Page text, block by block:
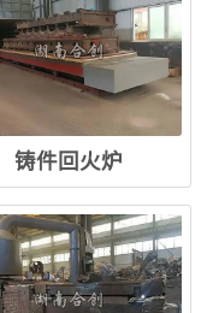
铸件回火炉